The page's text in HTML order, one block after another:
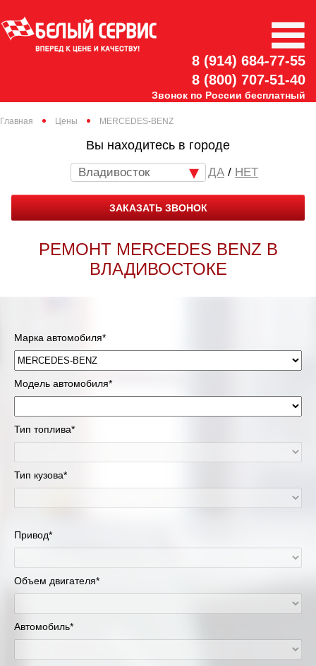
8 (914) 684-77-55
8 (800) 707-51-40
Звонок по России бесплатный
Главная Цены MERCEDES-BENZ
Вы находитесь в городе
Владивосток / НЕТ
ЗАКАЗАТЬ ЗВОНОК
РЕМОНТ MERCEDES BENZ В
ВЛАДИВОСТОКЕ
Марка автомобиля*
Модель автомобиля*
Тип топлива*
Тип кузова*
Привод*
Объем двигателя*
Автомобиль*